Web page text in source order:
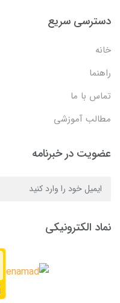
دسترسی سریع
خانه
راهنما
تماس با ما
مطالب آموزشی
عضویت در خبرنامه
نماد الکترونیکی